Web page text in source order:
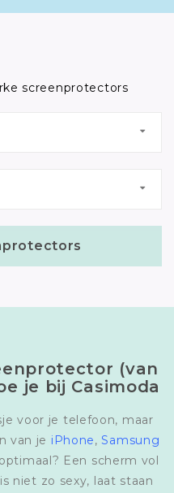
screenprotectors
(van
je bij Casimoda
voor je telefoon, maar
van je iPhone,Samsung
Een scherm vol
niet zo sexy, laat staan